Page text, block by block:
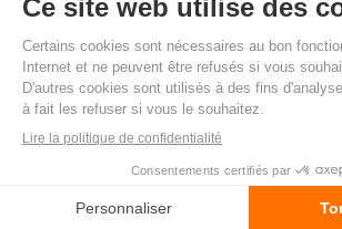
Tel.: 071/88 81 46
Fax : 071/88 94 53
R.P.M. Namur
TVA BE 0474.635.054